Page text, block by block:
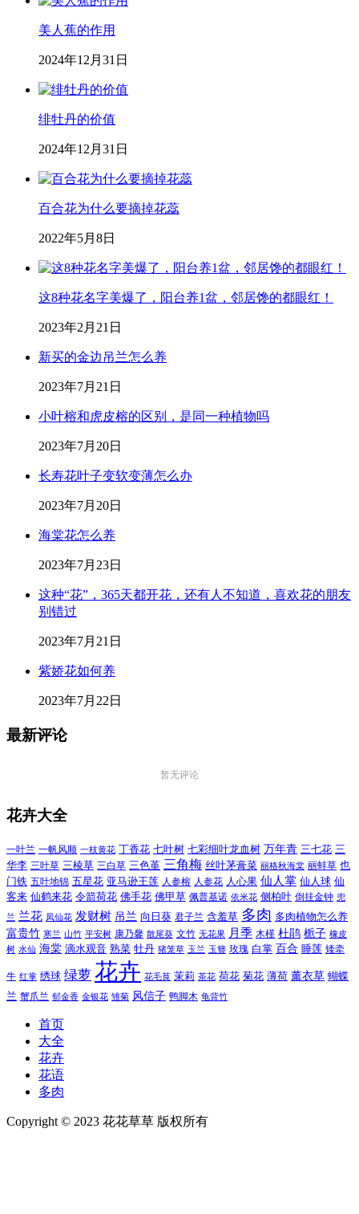
美人蕉的作用
2024年12月31日
绯牡丹的价值
2024年12月31日
百合花为什么要摘掉花蕊
2022年5月8日
这8种花名字美爆了，阳台养1盆，邻居馋的都眼红！
2023年2月21日
新买的金边吊兰怎么养
2023年7月21日
小叶榕和虎皮榕的区别，是同一种植物吗
2023年7月20日
长寿花叶子变软变薄怎么办
2023年7月20日
海棠花怎么养
2023年7月23日
这种“花”，365天都开花，还有人不知道，喜欢花的朋友
别错过
2023年7月21日
紫娇花如何养
2023年7月22日
最新评论
暂无评论
花卉大全
一叶兰 一帆风顺 一枝黄花 丁香花 七叶树 七彩细叶龙血树 万年青 三七花 三
华李 三叶草 三棱草 三白草 三色堇 三角梅 丝叶茅膏菜 丽格秋海棠 丽蚌草 也
门铁 五叶地锦 五星花 亚马逊王莲 人参榕 人参花 人心果 仙人掌 仙人球 仙
客来 仙鹤来花 令箭荷花 佛手花 佛甲草 佩普基诺 依米花 侧柏叶 倒挂金钟 兜
兰 兰花 凤仙花 发财树 吊兰 向日葵 君子兰 含羞草 多肉 多肉植物怎么养
富贵竹 寒兰 山竹 平安树 康乃馨 散尾葵 文竹 无花果 月季 木槿 杜鹃 栀子 橡皮
树 水仙 海棠 滴水观音 熟菜 牡丹 猪笼草 玉兰 玉簪 玫瑰 白掌 百合 睡莲 矮牵
牛 红掌 绣球 绿萝 花卉 花毛茛 茉莉 茶花 荷花 菊花 薄荷 薰衣草 蝴蝶
兰 蟹爪兰 郁金香 金银花 雏菊 风信子 鸭脚木 龟背竹
首页
大全
花卉
花语
多肉
Copyright © 2023 花花草草 版权所有